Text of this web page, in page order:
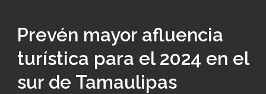
Prevén mayor afluencia
turística para el 2024 en el
sur de Tamaulipas